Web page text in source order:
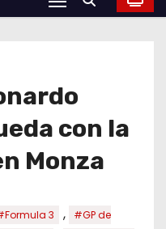
con la
Monza
3 ,
#GP de